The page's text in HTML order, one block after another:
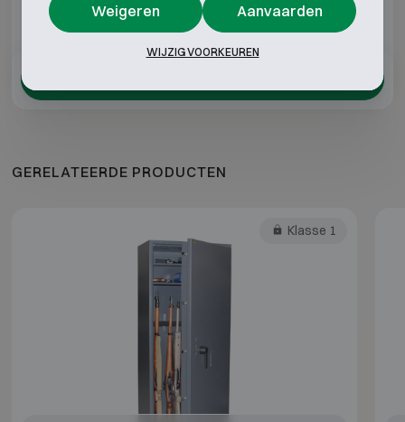
*Buitendiepte exclusief scharnieren, hendel of slot.
GERELATEERDE PRODUCTEN
Klasse 1
Weigeren Aanvaarden
WIJZIG VOORKEUREN